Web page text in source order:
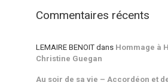
Commentaires récents
LEMAIRE BENOIT dans Hommage à
Christine Guegan
Au soir de sa vie – Accordéon et